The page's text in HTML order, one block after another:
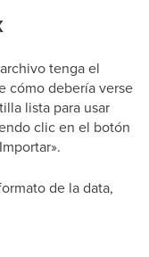
tenga el
cómo debería verse
lista para usar
clic en el botón
de la data,